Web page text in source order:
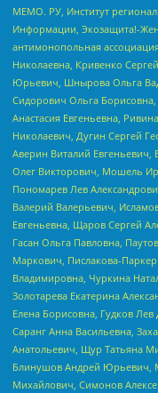
МЕМО. РУ, Институт
Информации, Экозащита!-
антимонопольная
Николаевна, Кривенко
Юрьевич, Шнырова Ольга
Сидорович Ольга Борисовна,
Анастасия Евгеньевна,
Николаевич, Дугин Сергей
Аверин Виталий
Олег Викторович, Мошель
Пономарев Лев
Валерий Валерьевич,
Евгеньевна, Щаров Сергей
Гасан Ольга Павловна,
Маркович, Пислакова-
Владимировна, Чуркина
Золотарева Екатерина
Елена Борисовна, Гудков
Саранг Анна Васильевна,
Анатольевич, Щур Татьяна
Блинушов Андрей Юрьевич,
Михайлович, Симонов